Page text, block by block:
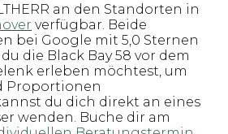
an den Standorten in
verfügbar. Beide
bei Google mit 5,0 Sternen
die Black Bay 58 vor dem
erleben möchtest, um
Proportionen
du dich direkt an eines
wenden. Buche dir am